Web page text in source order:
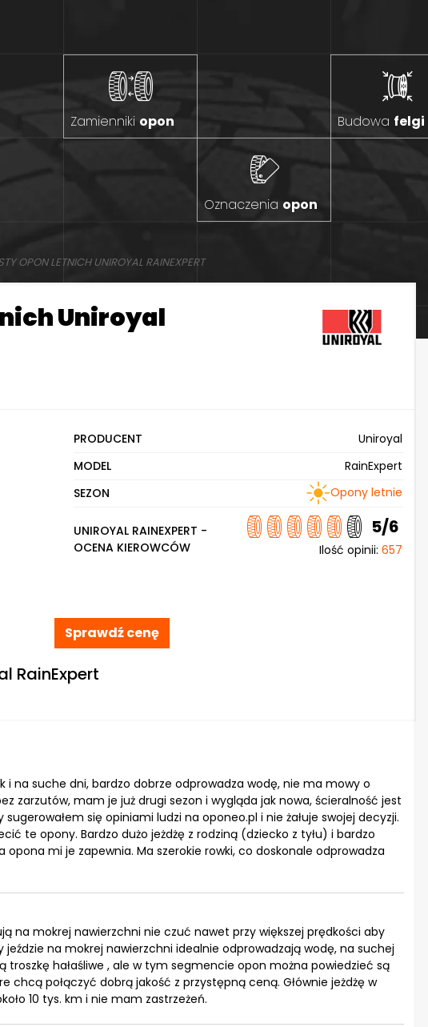
Zamienniki opon Budowa felgi
Oznaczenia opon
OPON LETNICH UNIROYAL RAINEXPERT
Uniroyal
PRODUCENT
Uniroyal
MODEL
RainExpert
SEZON
Opony letnie
UNIROYAL RAINEXPERT -
OCENA KIEROWCÓW
5/6
Ilość opinii: 657
Sprawdź cenę
RainExpert
i na suche dni, bardzo dobrze odprowadza wodę, nie ma mowy o
zarzutów, mam je już drugi sezon i wygląda jak nowa, ścieralność jest
się opiniami ludzi na oponeo.pl i nie żałuje swojej decyzji.
te opony. Bardzo dużo jeżdżę z rodziną (dziecko z tyłu) i bardzo
mi je zapewnia. Ma szerokie rowki, co doskonale odprowadza
na mokrej nawierzchni nie czuć nawet przy większej prędkości aby
jeździe na mokrej nawierzchni idealnie odprowadzają wodę, na suchej
troszkę hałaśliwe , ale w tym segmencie opon można powiedzieć są
chcą połączyć dobrą jakość z przystępną ceną. Głównie jeżdżę w
10 tys. km i nie mam zastrzeżeń.